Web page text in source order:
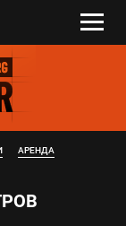
АРЕНДА